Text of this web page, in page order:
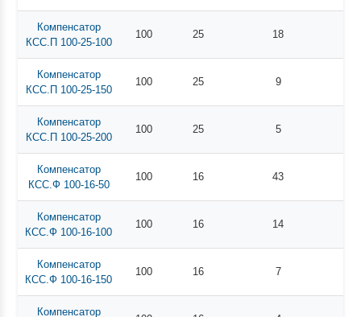
Компенсатор
КСС.П 100-25-100
100 25 18
Компенсатор
КСС.П 100-25-150
100 25 9
Компенсатор
КСС.П 100-25-200
100 25 5
Компенсатор
КСС.Ф 100-16-50
100 16 43
Компенсатор
КСС.Ф 100-16-100
100 16 14
Компенсатор
КСС.Ф 100-16-150
100 16 7
Компенсатор